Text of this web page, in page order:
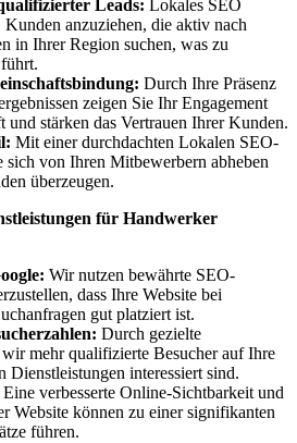
Leads: Lokales SEO
anzuziehen, die aktiv nach
in Ihrer Region suchen, was zu
Durch Ihre Präsenz
zeigen Sie Ihr Engagement
und stärken das Vertrauen Ihrer Kunden.
Mit einer durchdachten Lokalen SEO-
sich von Ihren Mitbewerbern abheben
überzeugen.
für Handwerker
Wir nutzen bewährte SEO-
dass Ihre Website bei
gut platziert ist.
Durch gezielte
mehr qualifizierte Besucher auf Ihre
Dienstleistungen interessiert sind.
Eine verbesserte Online-Sichtbarkeit und
Website können zu einer signifikanten
führen.